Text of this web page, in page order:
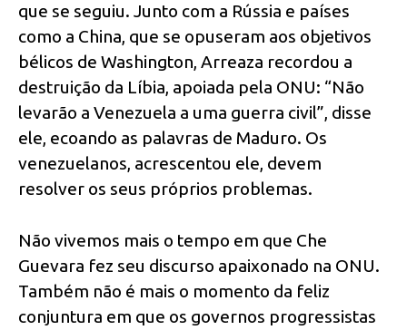
que se seguiu. Junto com a Rússia e países
como a China, que se opuseram aos objetivos
bélicos de Washington, Arreaza recordou a
destruição da Líbia, apoiada pela ONU: “Não
levarão a Venezuela a uma guerra civil”, disse
ele, ecoando as palavras de Maduro. Os
venezuelanos, acrescentou ele, devem
resolver os seus próprios problemas.
Não vivemos mais o tempo em que Che
Guevara fez seu discurso apaixonado na ONU.
Também não é mais o momento da feliz
conjuntura em que os governos progressistas